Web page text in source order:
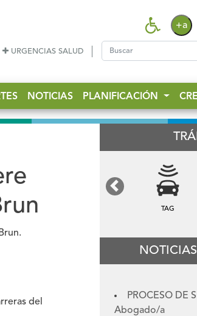
+a
URGENCIAS SALUD
NOTICIAS PLANIFICACIÓN
del
TAG
Previous
PROCESO DE
Abogado/a